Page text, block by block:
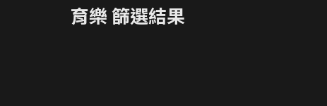
育樂 篩選結果